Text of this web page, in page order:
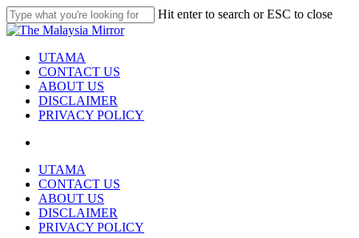
Skip
to
content
Hit enter to search or ESC to close
Close
search
Menu
UTAMA
CONTACT US
ABOUT US
DISCLAIMER
PRIVACY POLICY
UTAMA
CONTACT US
ABOUT US
DISCLAIMER
PRIVACY POLICY